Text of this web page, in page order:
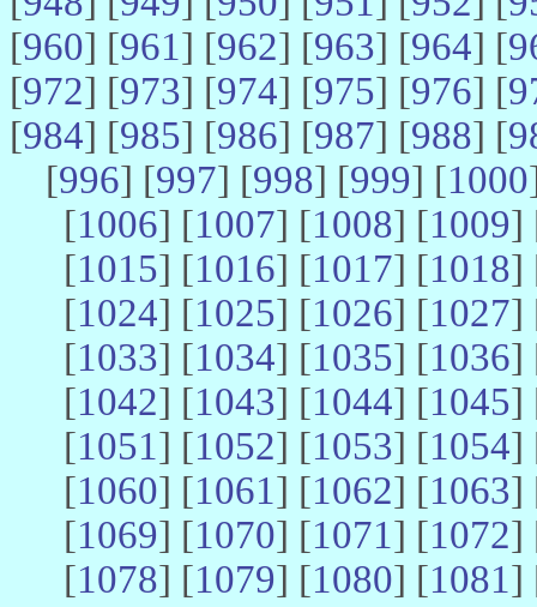
[960] [961] [962] [963] [964] [
[972] [973] [974] [975] [976] [
[984] [985] [986] [987] [988] [
[996] [997] [998] [999] [1000
[1006] [1007] [1008] [1009]
[1015] [1016] [1017] [1018]
[1024] [1025] [1026] [1027]
[1033] [1034] [1035] [1036]
[1042] [1043] [1044] [1045]
[1051] [1052] [1053] [1054]
[1060] [1061] [1062] [1063]
[1069] [1070] [1071] [1072]
[1078] [1079] [1080] [1081]